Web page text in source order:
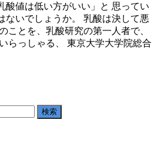
酸値は低い方がいい」と 思ってい
ないでしょうか。 乳酸は決して悪
ことを、乳酸研究の第一人者で、
らっしゃる、 東京大学大学院総合